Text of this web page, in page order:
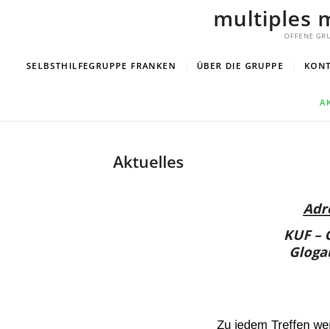
multiples
OFFENE
SELBSTHILFEGRUPPE FRANKEN ÜBER DIE GRUPPE
Aktuelles
KUF –
Zu jedem Treffen